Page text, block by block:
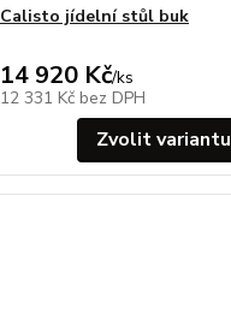
Calisto jídelní stůl buk
14 920 Kč/ks
12 331 Kč bez DPH
Zvolit variantu